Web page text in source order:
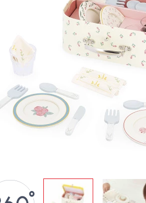
JOUETS D'ÉVEIL
JOUETS D'IMITATION
IMAGINATION
PLEIN AIR
TABLEAUX, MOBILIER &
DECO